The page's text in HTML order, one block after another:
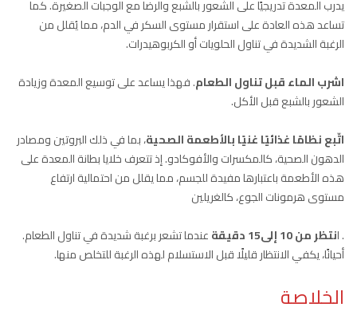
يدرب المعدة تدريجيًا على الشعور بالشبع والرضا مع الوجبات الصغيرة. كما
تساعد هذه العادة على استقرار مستوى السكر في الدم، مما يُقلل من
الرغبة الشديدة في تناول الحلويات أو الكربوهيدرات.
اشرب الماء قبل تناول الطعام. فهذا يساعد على توسيع المعدة وزيادة
الشعور بالشبع قبل الأكل.
اتّبع نظامًا غذائيًا غنيًا بالأطعمة الصحية، بما في ذلك البروتين ومصادر
الدهون الصحية، كالمكسرات والأفوكادو. إذ تتعرف خلايا بطانة المعدة على
هذه الأطعمة باعتبارها مفيدة للجسم، مما يقلل من احتمالية ارتفاع
مستوى هرمونات الجوع، كالغريلين
. انتظر من 10 إلى15 دقيقة
عندما تشعر برغبة شديدة في تناول الطعام.
أحيانًا، يكفي الانتظار قليلًا قبل الاستسلام لهذه الرغبة للتخلص منها.
الخلاصة